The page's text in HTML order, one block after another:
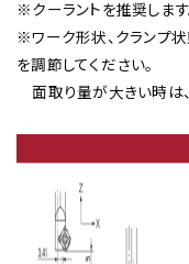
※クーラントを推奨します
※ワーク形状、クランプ
を調節してください。
面取り量が大きい時は